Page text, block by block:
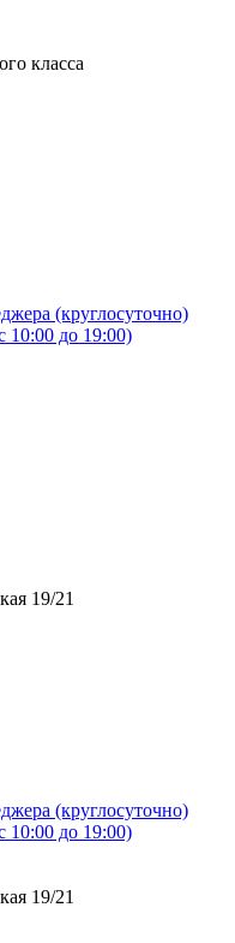
класса
(круглосуточно)
10:00 до 19:00)
19/21
(круглосуточно)
10:00 до 19:00)
19/21